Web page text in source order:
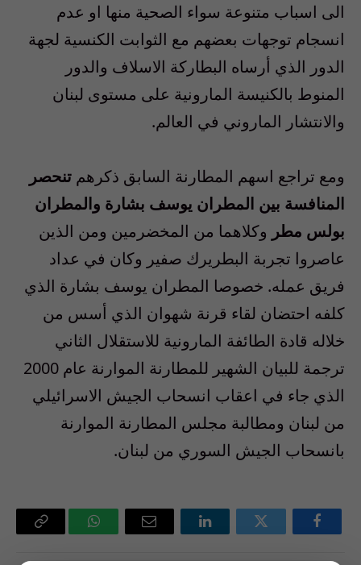
الى اسباب متنوعة سواء الصحية منها او عدم
انسجام توجهات بعضهم مع الثوابت الكنسية لجهة
الدور الذي أرساه البطاركة الاسلاف والدور
المنوط بالكنيسة المارونية على مستوى لبنان
والانتشار الماروني في العالم.
ومع تراجع اسهم المطارنة السابق ذكرهم تنحصر
المنافسة بين المطران يوسف بشارة والمطران
بولس مطر وكلاهما من المخضرمين ومن الذين
عاصروا تجربة البطريرك صفير وكان في عداد
فريق عمله. خصوصا المطران يوسف بشارة الذي
كلفه احتضان لقاء قرنة شهوان الذي أسس من
خلاله قادة الطائفة المارونية للاستقلال الثاني
ترجمة للبيان الشهير للمطارنة الموارنة عام 2000
الذي جاء في اعقاب انسحاب الجيش الاسرائيلي
من لبنان ومطالبة مجلس المطارنة الموارنة
بانسحاب الجيش السوري من لبنان.
فيسبوك تويتر لينكدإن
البريد
الإلكتروني
واتساب Copy
Link